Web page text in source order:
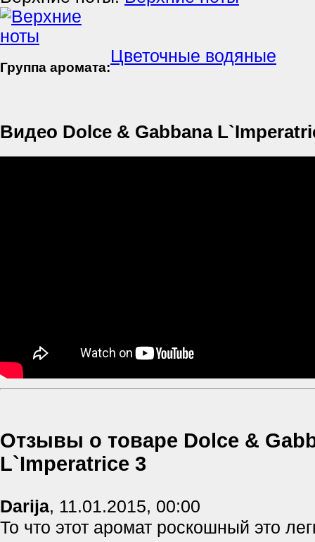
Группа аромата:
Цветочные водяные
Видео Dolce & Gabbana
Отзывы о товаре Dolce &
L`Imperatrice 3
Darija, 11.01.2015, 00:00
То что этот аромат роскошный это